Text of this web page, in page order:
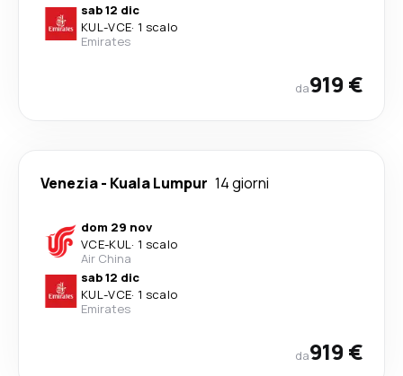
sab 12 dic
KUL-VCE· 1 scalo
Emirates
da919 €
Venezia- Kuala Lumpur 14 giorni
dom 29 nov
VCE-KUL· 1 scalo
Air China
sab 12 dic
KUL-VCE· 1 scalo
Emirates
da919 €